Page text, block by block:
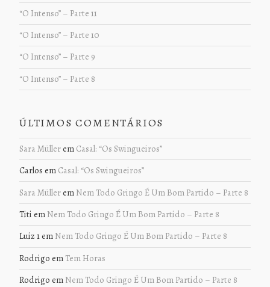
“O Intenso” – Parte 11
“O Intenso” – Parte 10
“O Intenso” – Parte 9
“O Intenso” – Parte 8
ÚLTIMOS COMENTÁRIOS
Sara Müllerem Casal: “Os Swingueiros”
Carlos em Casal: “Os Swingueiros”
Sara Müllerem Nem Todo Gringo É Um Bom Partido – Parte 8
Titi em Nem Todo Gringo É Um Bom Partido – Parte 8
Luiz 1em Nem Todo Gringo É Um Bom Partido – Parte 8
Rodrigo em Tem Horas
Rodrigo em Nem Todo Gringo É Um Bom Partido – Parte 8